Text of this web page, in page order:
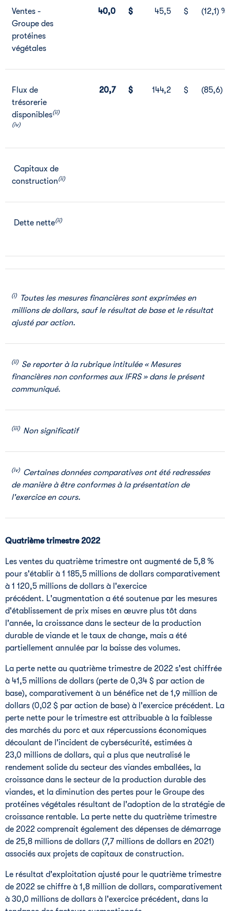
Ventes -
Groupe des
protéines
végétales
40,0 $ 45,5 $ (12,1) %
Flux de
trésorerie
disponibles(ii)
(iv)
20,7 $ 144,2 $ (85,6)
Capitaux de
construction(ii)
Dette nette(ii)
(i) Toutes les mesures financières sont exprimées en
millions de dollars, sauf le résultat de base et le résultat
ajusté par action.
(ii) Se reporter à la rubrique intitulée « Mesures
financières non conformes aux IFRS » dans le présent
communiqué.
(iii) Non significatif
(iv) Certaines données comparatives ont été redressées
de manière à être conformes à la présentation de
l'exercice en cours.
Quatrième trimestre 2022
Les ventes du quatrième trimestre ont augmenté de 5,8 %
pour s'établir à 1 185,5 millions de dollars comparativement
à 1 120,5 millions de dollars à l'exercice
précédent. L'augmentation a été soutenue par les mesures
d'établissement de prix mises en œuvre plus tôt dans
l'année, la croissance dans le secteur de la production
durable de viande et le taux de change, mais a été
partiellement annulée par la baisse des volumes.
La perte nette au quatrième trimestre de 2022 s'est chiffrée
à 41,5 millions de dollars (perte de 0,34 $ par action de
base), comparativement à un bénéfice net de 1,9 million de
dollars (0,02 $ par action de base) à l'exercice précédent. La
perte nette pour le trimestre est attribuable à la faiblesse
des marchés du porc et aux répercussions économiques
découlant de l'incident de cybersécurité, estimées à
23,0 millions de dollars, qui a plus que neutralisé le
rendement solide du secteur des viandes emballées, la
croissance dans le secteur de la production durable des
viandes, et la diminution des pertes pour le Groupe des
protéines végétales résultant de l'adoption de la stratégie de
croissance rentable. La perte nette du quatrième trimestre
de 2022 comprenait également des dépenses de démarrage
de 25,8 millions de dollars (7,7 millions de dollars en 2021)
associés aux projets de capitaux de construction.
Le résultat d'exploitation ajusté pour le quatrième trimestre
de 2022 se chiffre à 1,8 million de dollars, comparativement
à 30,0 millions de dollars à l'exercice précédent, dans la